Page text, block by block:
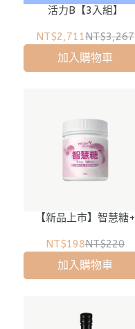
活力B【3入組】
NT$2,711NT$3,267
加入購物車
【新品上市】智慧糖+
NT$198NT$220
加入購物車